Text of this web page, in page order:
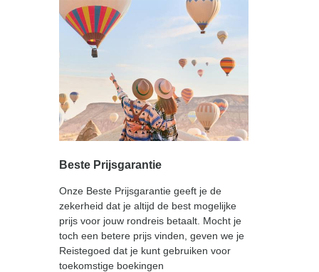
Beste Prijsgarantie
Onze Beste Prijsgarantie geeft je de
zekerheid dat je altijd de best mogelijke
prijs voor jouw rondreis betaalt. Mocht je
toch een betere prijs vinden, geven we je
Reistegoed dat je kunt gebruiken voor
toekomstige boekingen